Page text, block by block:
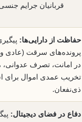
قربانیان جرایم
حفاظت از دارایی‌ها:
پرونده‌های سرقت (عادی و
در امانت، تصرف
تخریب عمدی اموال برای
ذی‌نفعان.
دفاع در فضای دیجیتال: